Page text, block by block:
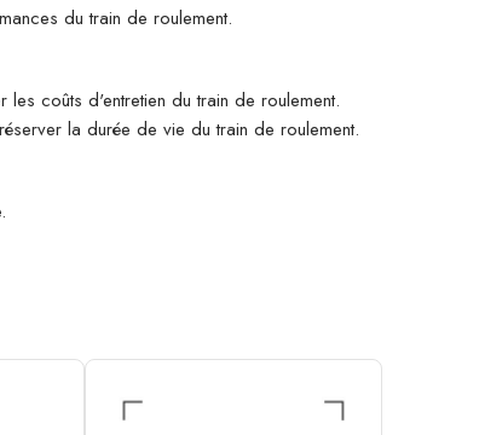
du train de roulement.
coûts d'entretien du train de roulement.
la durée de vie du train de roulement.